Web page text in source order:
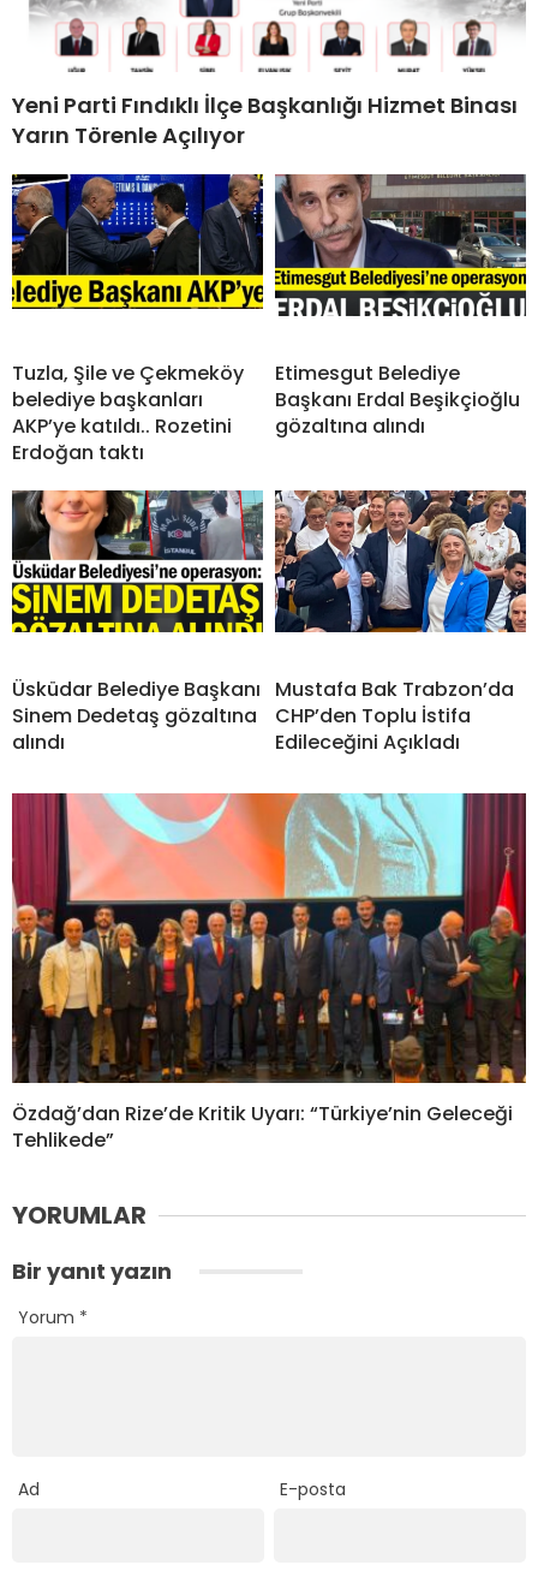
Yeni Parti Fındıklı İlçe Başkanlığı Hizmet Binası
Yarın Törenle Açılıyor
Tuzla, Şile ve Çekmeköy
belediye başkanları
AKP’ye katıldı.. Rozetini
Erdoğan taktı
Etimesgut Belediye
Başkanı Erdal Beşikçioğlu
gözaltına alındı
Üsküdar Belediye Başkanı
Sinem Dedetaş gözaltına
alındı
Mustafa Bak Trabzon’da
CHP’den Toplu İstifa
Edileceğini Açıkladı
Özdağ’dan Rize’de Kritik Uyarı: “Türkiye’nin Geleceği
Tehlikede”
YORUMLAR
Bir yanıt yazın
Yorum *
Ad E-posta